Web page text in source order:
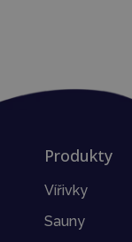
Produkty
Vířivky
Sauny